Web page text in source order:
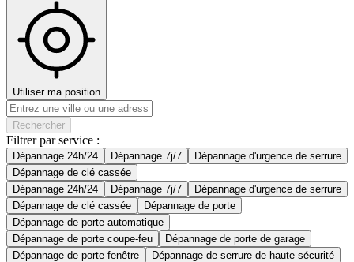
Utiliser ma position
Rechercher
Filtrer par service :
Dépannage 24h/24 Dépannage 7j/7
Dépannage d'urgence de serrure
Dépannage de clé cassée
Dépannage 24h/24
Dépannage 7j/7
Dépannage d'urgence de serrure
Dépannage de clé cassée
Dépannage de porte
Dépannage de porte automatique
Dépannage de porte coupe-feu
Dépannage de porte de garage
Dépannage de porte-fenêtre
Dépannage de serrure de haute sécurité